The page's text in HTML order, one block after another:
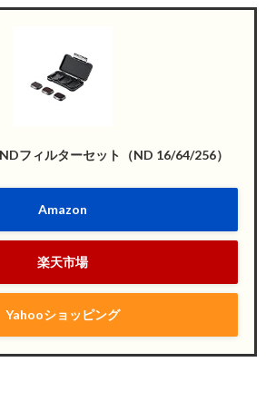
フィルターセット（ND 16/64/256）
Amazon
楽天市場
Yahooショッピング